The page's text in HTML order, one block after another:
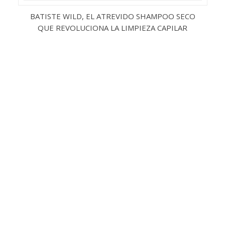
BATISTE WILD, EL ATREVIDO SHAMPOO SECO
QUE REVOLUCIONA LA LIMPIEZA CAPILAR